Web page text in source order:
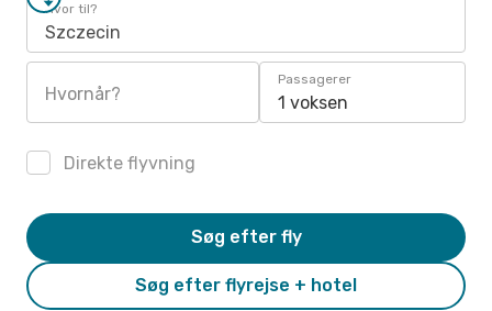
Hvor til?
Szczecin
Hvornår?
Passagerer
1 voksen
Direkte flyvning
Søg efter flyrejse + hotel
Søg efter fly